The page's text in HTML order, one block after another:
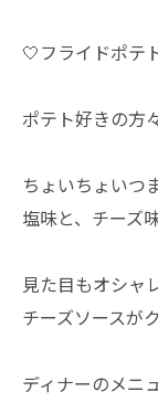
🤍フライドポテ
ポテト好きの方
ちょいちょいつ
塩味と、チーズ
見た目もオシャ
チーズソースが
ディナーのメニ